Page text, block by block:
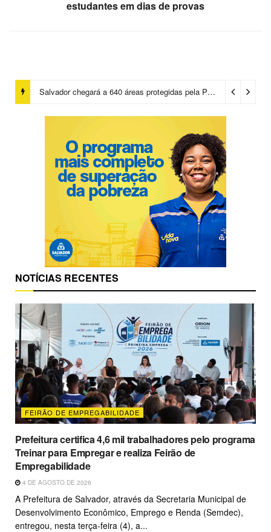
estudantes em dias de provas
Salvador chegará a 640 áreas protegidas pela Prefeitura com investimentos em contenções de encostas e prevenção de riscos
NOTÍCIAS RECENTES
FEIRÃO DE EMPREGABILIDADE
Prefeitura certifica 4,6 mil trabalhadores pelo programa
Treinar para Empregar e realiza Feirão de
Empregabilidade
4 DE AGOSTO DE 2026
A Prefeitura de Salvador, através da Secretaria Municipal de
Desenvolvimento Econômico, Emprego e Renda (Semdec),
entregou, nesta terça-feira (4), a...